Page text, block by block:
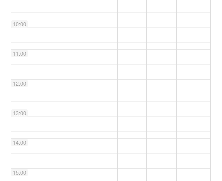
10:00
11:00
12:00
13:00
14:00
15:00